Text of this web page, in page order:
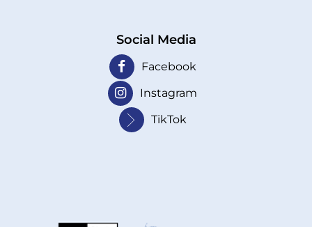
Social Media
Facebook
Instagram
TikTok